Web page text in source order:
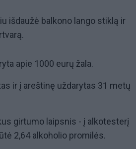
išdaužė balkono lango stiklą ir
apie 1000 eurų žala.
ir į areštinę uždarytas 31 metų
girtumo laipsnis - į alkotesterį
2,64 alkoholio promilės.